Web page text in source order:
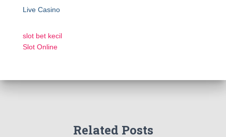
Live Casino
slot bet kecil
Slot Online
Related Posts